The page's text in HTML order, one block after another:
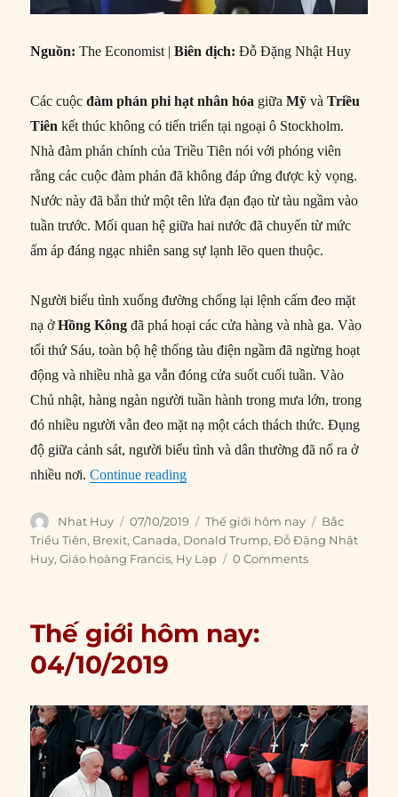
Nguồn: The Economist |Biên dịch: Đỗ Đặng Nhật Huy
Các cuộcđàm phán phi hạt nhân hóa giữaMỹ vàTriều
Tiên kết thúc không có tiến triển tại ngoại ô Stockholm.
Nhà đàm phán chính của Triều Tiên nói với phóng viên
rằng các cuộc đàm phán đã không đáp ứng được kỳ vọng.
Nước này đã bắn thử một tên lửa đạn đạo từ tàu ngầm vào
tuần trước. Mối quan hệ giữa hai nước đã chuyển từ mức
ấm áp đáng ngạc nhiên sang sự lạnh lẽo quen thuộc.
Người biểu tình xuống đường chống lại lệnh cấm đeo mặt
nạ ởHồng Kông đã phá hoại các cửa hàng và nhà ga. Vào
tối thứ Sáu, toàn bộ hệ thống tàu điện ngầm đã ngừng hoạt
động và nhiều nhà ga vẫn đóng cửa suốt cuối tuần. Vào
Chủ nhật, hàng ngàn người tuần hành trong mưa lớn, trong
đó nhiều người vẫn đeo mặt nạ một cách thách thức. Đụng
độ giữa cảnh sát, người biểu tình và dân thường đã nổ ra ở
nhiều nơi.Continue reading“Thế giới hôm nay: 07/10/2019”
Author
Nhat Huy
Posted
on
07/10/2019 Categories
Thế giới hôm nay Tags
Bắc
Triều Tiên, Brexit,Canada, Donald Trump,Đỗ Đặng Nhật
Huy,Giáo hoàng Francis, Hy Lạp 0 Comments
Thế giới hôm nay:
04/10/2019